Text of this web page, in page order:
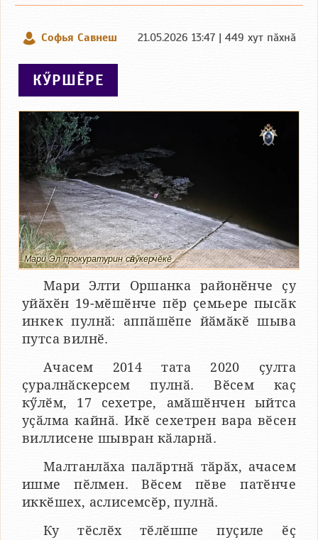
Софья Савнеш 21.05.2026 13:47 | 449 хут пӑхнӑ
КӲРШӖРЕ
Мари Эл прокуратурин сӑнӳкерчӗкӗ
Мари Элти Оршанка районӗнче ҫу
уйӑхӗн 19-мӗшӗнче пӗр ҫемьере пысӑк
инкек пулнӑ: аппӑшӗпе йӑмӑкӗ шыва
путса вилнӗ.
Ачасем 2014 тата 2020 ҫулта
ҫуралнӑскерсем пулнӑ. Вӗсем каҫ
кӳлӗм, 17 сехетре, амӑшӗнчен ыйтса
уҫӑлма кайнӑ. Икӗ сехетрен вара вӗсен
виллисене шывран кӑларнӑ.
Малтанлӑха палӑртнӑ тӑрӑх, ачасем
ишме пӗлмен. Вӗсем пӗве патӗнче
иккӗшех, аслисемсӗр, пулнӑ.
Ку тӗслӗх тӗлӗшпе пуҫиле ӗҫ